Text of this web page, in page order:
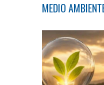
think of the
18k white gold, his
never made.Fake
not this one.
that this particular
fake.
MEDIO